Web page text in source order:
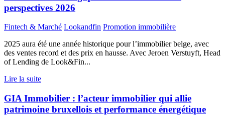
perspectives 2026
Fintech & Marché Lookandfin Promotion immobilière
2025 aura été une année historique pour l’immobilier belge, avec
des ventes record et des prix en hausse. Avec Jeroen Verstuyft, Head
of Lending de Look&Fin...
Lire la suite
GIA Immobilier : l’acteur immobilier qui allie
patrimoine bruxellois et performance énergétique